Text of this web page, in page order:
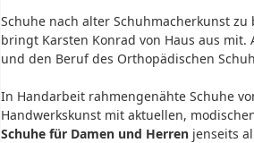
Schuhe nach alter Schuhmacherkunst
bringt Karsten Konrad von Haus aus
und den Beruf des Orthopädischen
In Handarbeit rahmengenähte Schuhe
Handwerkskunst mit aktuellen,
Schuhe für Damen und Herren jenseits